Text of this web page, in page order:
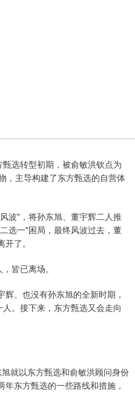
选转型初期，被俞敏洪钦点为
，主导构建了东方甄选的自营体
波"，将孙东旭、董宇辉二人推
选一"困局，最终风波过去，董
了。
皆已离场。
、也没有孙东旭的全新时期，
。接下来，东方甄选又会走向
就以东方甄选和俞敏洪顾问身份
东方甄选的一些路线和措施，